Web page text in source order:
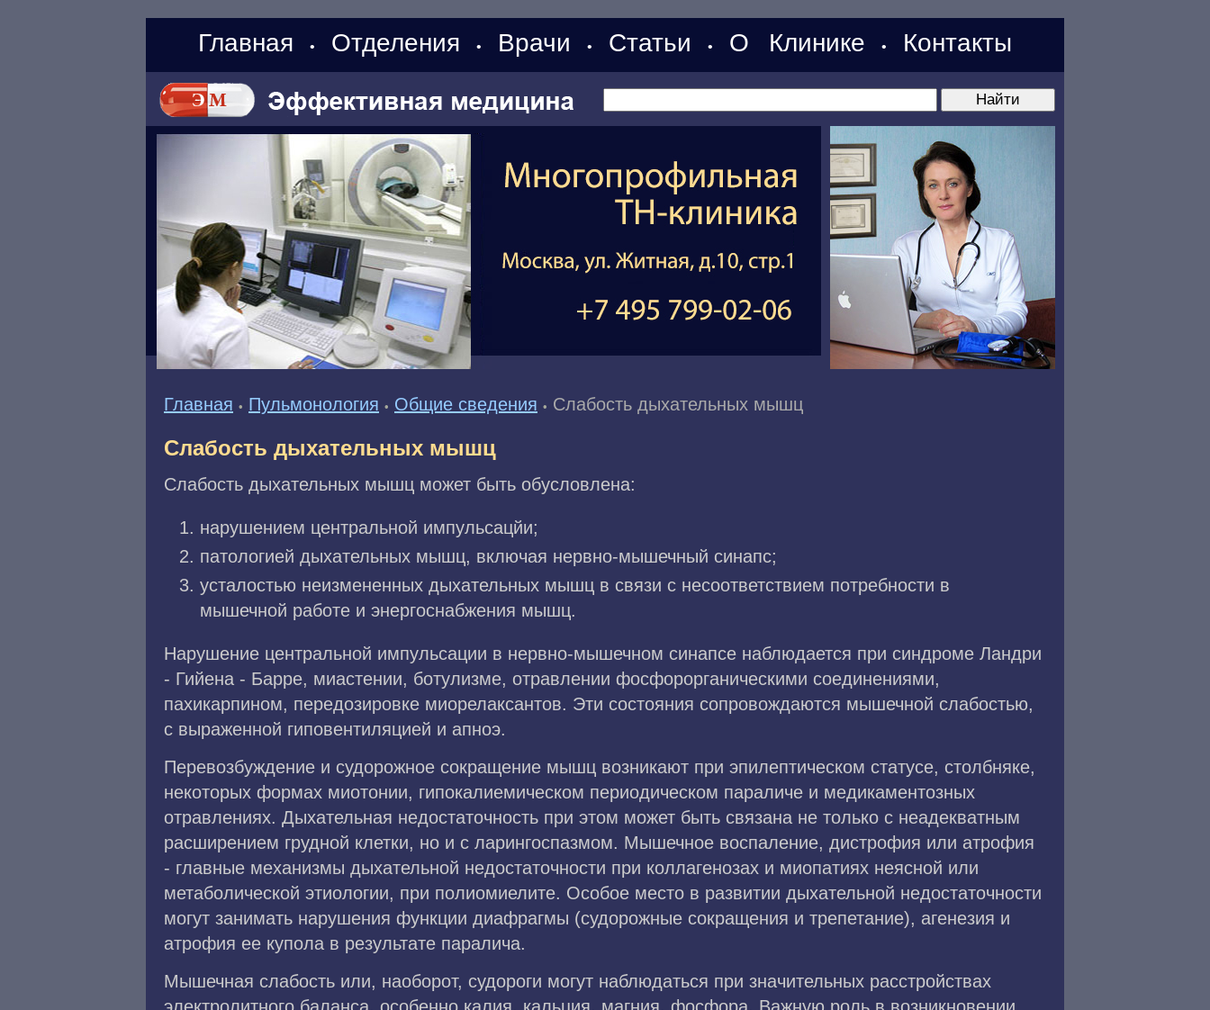
Главная • Отделения • Врачи • Статьи • О Клинике • Контакты
Главная • Пульмонология • Общие сведения • Слабость дыхательных мышц
Слабость дыхательных мышц
Слабость дыхательных мышц может быть обусловлена:
нарушением центральной импульсацйи;
патологией дыхательных мышц, включая нервно-мышечный синапс;
усталостью неизмененных дыхательных мышц в связи с несоответствием потребности в
мышечной работе и энергоснабжения мышц.
Нарушение центральной импульсации в нервно-мышечном синапсе наблюдается при синдроме Ландри
- Гийена - Барре, миастении, ботулизме, отравлении фосфорорганическими соединениями,
пахикарпином, передозировке миорелаксантов. Эти состояния сопровождаются мышечной слабостью,
с выраженной гиповентиляцией и апноэ.
Перевозбуждение и судорожное сокращение мышц возникают при эпилептическом статусе, столбняке,
некоторых формах миотонии, гипокалиемическом периодическом параличе и медикаментозных
отравлениях. Дыхательная недостаточность при этом может быть связана не только с неадекватным
расширением грудной клетки, но и с ларингоспазмом. Мышечное воспаление, дистрофия или атрофия
- главные механизмы дыхательной недостаточности при коллагенозах и миопатиях неясной или
метаболической этиологии, при полиомиелите. Особое место в развитии дыхательной недостаточности
могут занимать нарушения функции диафрагмы (судорожные сокращения и трепетание), агенезия и
атрофия ее купола в результате паралича.
Мышечная слабость или, наоборот, судороги могут наблюдаться при значительных расстройствах